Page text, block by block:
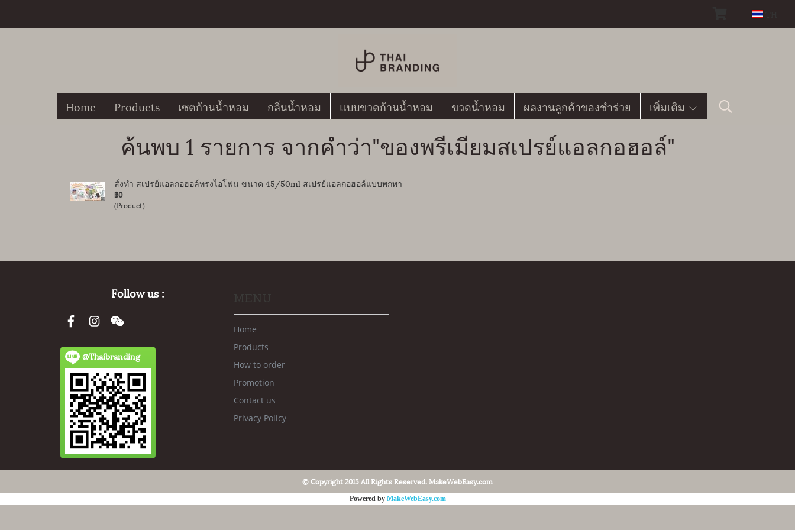
Home Products เซตก้านน้ำหอม กลิ่นน้ำหอม แบบขวดก้านน้ำหอม ขวดน้ำหอม ผลงานลูกค้าของชำร่วย เพิ่มเติม
ค้นพบ 1 รายการ จากคำว่า"ของพรีเมียมสเปรย์แอลกอฮอล์"
สั่งทำ สเปรย์แอลกอฮอล์ทรงไอโฟน ขนาด 45/50ml สเปรย์แอลกอฮอล์แบบพกพา
฿0
(Product)
Follow us :
@Thaibranding
Home
Products
How to order
Promotion
Contact us
Privacy Policy
© Copyright 2015 All Rights Reserved. MakeWebEasy.com
Powered by MakeWebEasy.com